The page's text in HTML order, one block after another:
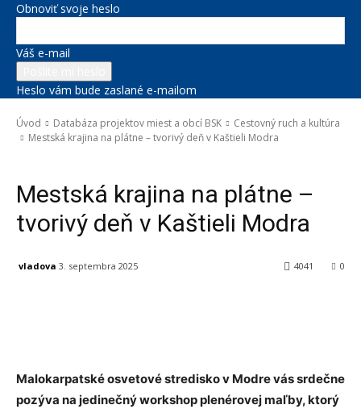
Obnoviť svoje heslo
Váš e-mail
Heslo vám bude zaslané e-mailom
Úvod Databáza projektov miest a obcí BSK
Cestovný ruch a kultúra
Mestská krajina na plátne – tvorivý deň v Kaštieli Modra
Mestská krajina na plátne –
tvorivý deň v Kaštieli Modra
vladova 3. septembra 2025 0
4041
Malokarpatské osvetové stredisko v Modre vás srdečne
pozýva na jedinečný workshop plenérovej maľby, ktorý